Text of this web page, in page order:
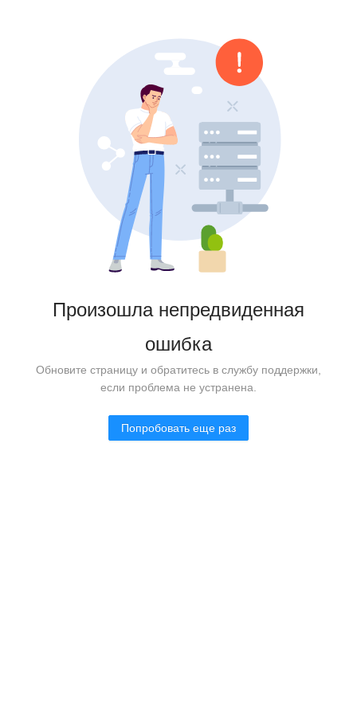
Произошла непредвиденная
ошибка
Обновите страницу и обратитесь в службу поддержки,
если проблема не устранена.
Попробовать еще раз